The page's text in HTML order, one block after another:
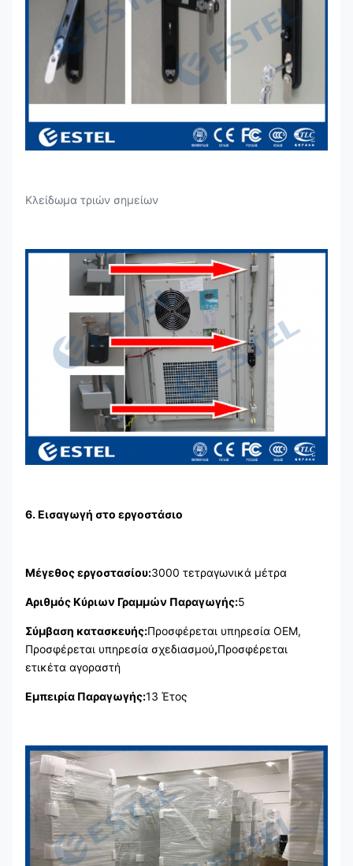
Κλείδωμα τριών σημείων
6. Εισαγωγή στο εργοστάσιο
Μέγεθος εργοστασίου:3000 τετραγωνικά μέτρα
Αριθμός Κύριων Γραμμών Παραγωγής:5
Σύμβαση κατασκευής:Προσφέρεται υπηρεσία OEM,
Προσφέρεται υπηρεσία σχεδιασμού,Προσφέρεται
ετικέτα αγοραστή
Εμπειρία Παραγωγής:13 Έτος